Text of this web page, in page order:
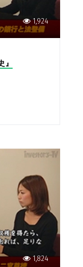
1,924
』
1,824